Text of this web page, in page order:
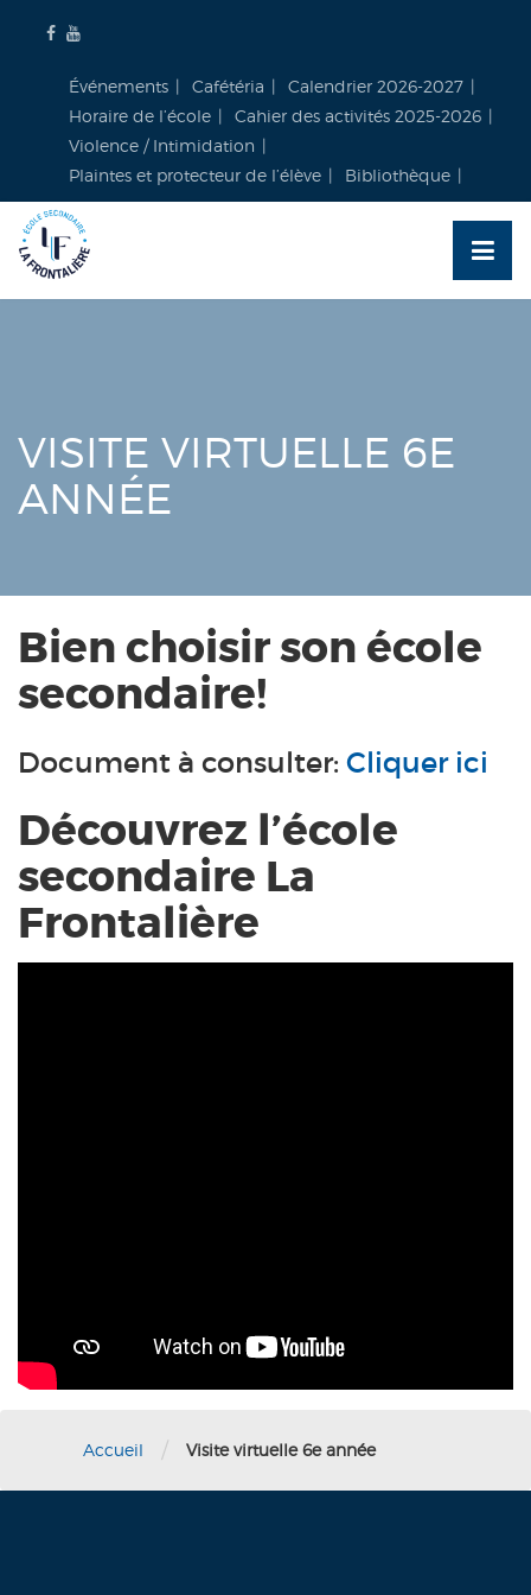
Événements Cafétéria
Calendrier 2026-2027
Horaire de l’école
Cahier des activités 2025-2026
Violence / Intimidation
Plaintes et protecteur de l’élève
Bibliothèque
VISITE VIRTUELLE 6E
ANNÉE
Bien choisir son école
secondaire!
Document à consulter: Cliquer ici
Découvrez l’école
secondaire La
Frontalière
Accueil / Visite virtuelle 6e année